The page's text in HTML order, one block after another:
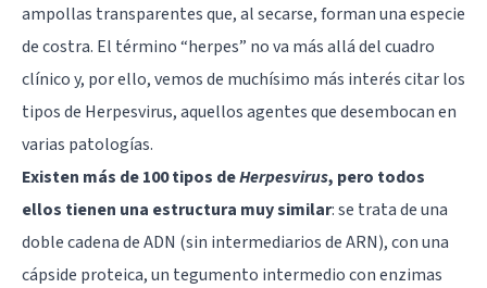
ampollas transparentes que, al secarse, forman una especie
de costra. El término “herpes” no va más allá del cuadro
clínico y, por ello, vemos de muchísimo más interés citar los
tipos de Herpesvirus, aquellos agentes que desembocan en
varias patologías.
Existen más de 100 tipos deHerpesvirus, pero todos
ellos tienen una estructura muy similar: se trata de una
doble cadena de ADN (sin intermediarios de ARN), con una
cápside proteica, un tegumento intermedio con enzimas